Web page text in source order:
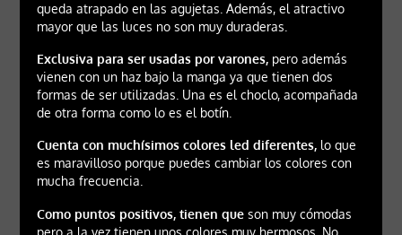
queda atrapado en las agujetas. Además, el atractivo
mayor que las luces no son muy duraderas.
Exclusiva para ser usadas por varones,pero además
vienen con un haz bajo la manga ya que tienen dos
formas de ser utilizadas. Una es el choclo, acompañada
de otra forma como lo es el botín.
Cuenta con muchísimos colores led diferentes,lo que
es maravilloso porque puedes cambiar los colores con
mucha frecuencia.
Como puntos positivos, tienen queson muy cómodas
pero a la vez tienen unos colores muy hermosos. No